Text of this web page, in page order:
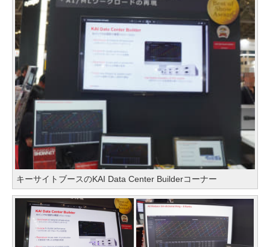
キーサイトブースのKAI Data Center Builderコーナー